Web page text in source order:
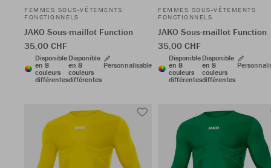
FEMMES SOUS-VÊTEMENTS
FONCTIONNELS
JAKO Sous-maillot Function
35,00 CHF
Disponible
en 8
couleurs
différentes
Disponible
en 8
couleurs
différentes
Personnalisable
FEMMES SOUS-VÊTEMENTS
FONCTIONNELS
JAKO Sous-maillot Function
35,00 CHF
Disponible
en 8
couleurs
différentes
Disponible
en 8
couleurs
différentes